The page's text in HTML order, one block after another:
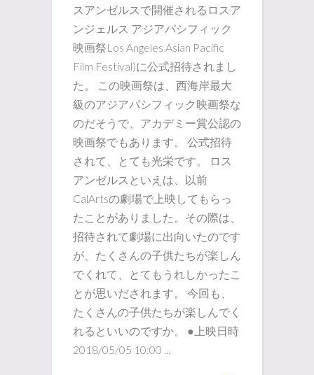
スアンゼルスで開催されるロスア
ンジェルス アジアパシフィック
映画祭Los Angeles Asian Pacific
Film Festival)に公式招待されまし
た。 この映画祭は、西海岸最大
級のアジアパシフィック映画祭な
のだそうで、アカデミー賞公認の
映画祭でもあります。 公式招待
されて、とても光栄です。 ロス
アンゼルスといえは、以前
CalArtsの劇場で上映してもらっ
たことがありました。その際は、
招待されて劇場に出向いたのです
が、たくさんの子供たちが楽しん
でくれて、とてもうれしかったこ
とが思いだされます。 今回も、
たくさんの子供たちが楽しんでく
れるといいのですか。 ●上映日時
2018/05/05 10:00 ...